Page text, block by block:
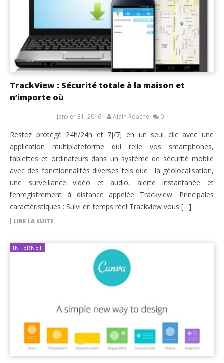
TrackView : Sécurité totale à la maison et
n’importe où
janvier 31, 2016 Alain Roache 0
Restez protégé 24h/24h et 7j/7j en un seul clic avec une
application multiplateforme qui relie vos smartphones,
tablettes et ordinateurs dans un système de sécurité mobile
avec des fonctionnalités diverses tels que : la géolocalisation,
une surveillance vidéo et audio, alerte instantanée et
l’enregistrement à distance appelée Trackview. Principales
caractéristiques : Suivi en temps réel Trackview vous […]
LIRE LA SUITE
INTERNET